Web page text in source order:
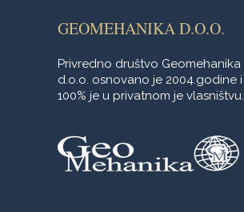
GEOMEHANIKA D.O.O.
Privredno društvo Geomehanika
d.o.o. osnovano je 2004.godine i
100% je u privatnom je vlasništvu.